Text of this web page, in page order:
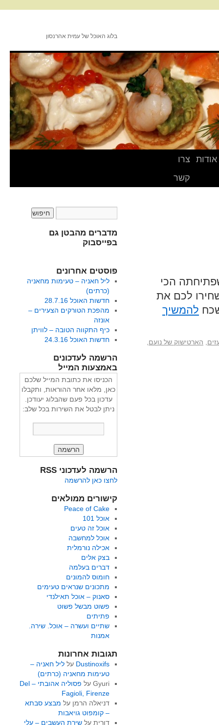
בלוג האוכל של עמית אהרנסון
אודות
צרו
קשר
הכי
לכם את
להמשיך
הארטישוק של נועם
מדברים מהבטן גם
בפייסבוק
פוסטים אחרונים
ליל חאניה – טעימות מחאניה
(כרתים)
חדשות האוכל 28.7.16
מהפכת הטורקים הצעירים –
אונזה
כיף התקווה הטובה – לוויתן
חדשות האוכל 24.3.16
הרשמה לעדכונים
באמצעות המייל
הכניסו את כתובת המייל שלכם
כאן, מלאו אחר ההוראות, ותקבלו
עדכון בכל פעם שהבלוג יעודכן.
ניתן לבטל את השירות בכל שלב:
הרשמה לעדכוני RSS
לחצו כאן להרשמה
קישורים ממולאים
Peace of Cake
אוכל 101
אוכל זה טעים
אוכל למחשבה
אכילה נורמלית
בצק אלים
דברים בעלמה
חומוס להמונים
מתכונים שנראים טעימים
סאנוק – אוכל תאילנדי
פשוט מבשל פשוט
פתיתים
שתיים ועשרה – אוכל. שירה.
אמנות
תגובות אחרונות
Dustinoxifs על ליל חאניה –
טעימות מחאניה (כרתים)
Gyuriעל
פסוליה אהובתי – Del
Fagioli, Firenze
דניאלה הרמן על מבצע סבתא
– קומפוט גויאבות
דוריתעל שירת העשבים – עלי